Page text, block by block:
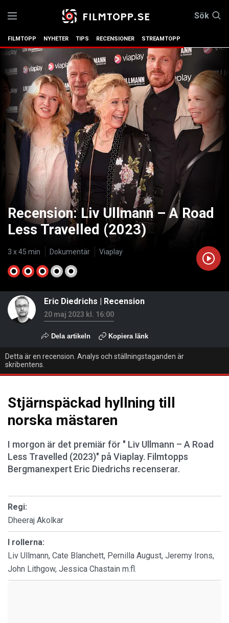
Sök
FILMTOPP NYHETER TIPS RECENSIONER STREAMTOPP
Recension: Liv Ullmann – A Road
Less Travelled (2023)
3 x 45 min Dokumentär Viaplay
Eric Diedrichs | Recension
20 maj 2023 kl. 16:00
Dela artikeln Kopiera länk
Detta är en recension. Analys och ställningstaganden är
skribentens.
Stjärnspäckad hyllning till
norska mästaren
I morgon är det premiär för " Liv Ullmann – A Road
Less Travelled (2023)" på Viaplay. Filmtopps
Bergmanexpert Eric Diedrichs recenserar.
Regi:
Dheeraj Akolkar
I rollerna:
Liv Ullmann, Cate Blanchett, Pernilla August, Jeremy Irons,
John Lithgow, Jessica Chastain m.fl.